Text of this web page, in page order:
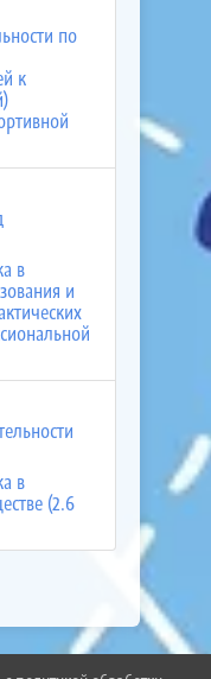
по
к
в
и
в
(2.6